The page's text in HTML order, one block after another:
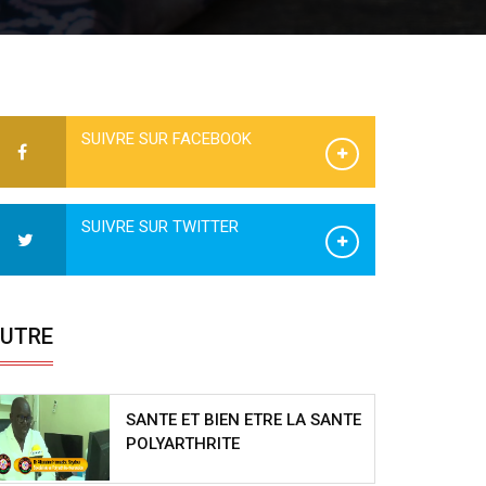
SUIVRE SUR FACEBOOK
SUIVRE SUR TWITTER
SANTE ET BIEN ETRE LA SANTE
POLYARTHRITE